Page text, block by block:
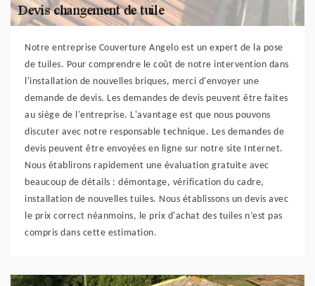
Notre entreprise Couverture Angelo est un expert de la pose
de tuiles. Pour comprendre le coût de notre intervention dans
l'installation de nouvelles briques, merci d'envoyer une
demande de devis. Les demandes de devis peuvent être faites
au siège de l'entreprise. L'avantage est que nous pouvons
discuter avec notre responsable technique. Les demandes de
devis peuvent être envoyées en ligne sur notre site Internet.
Nous établirons rapidement une évaluation gratuite avec
beaucoup de détails : démontage, vérification du cadre,
installation de nouvelles tuiles. Nous établissons un devis avec
le prix correct néanmoins, le prix d'achat des tuiles n’est pas
compris dans cette estimation.